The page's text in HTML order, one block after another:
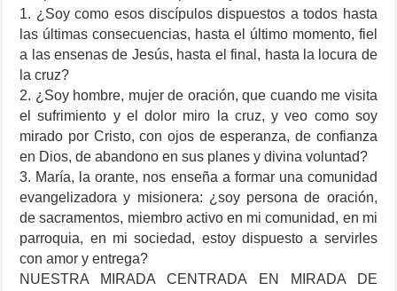
1. ¿Soy como esos discípulos dispuestos a todos hasta
las últimas consecuencias, hasta el último momento, fiel
a las ensenas de Jesús, hasta el final, hasta la locura de
la cruz?
2. ¿Soy hombre, mujer de oración, que cuando me visita
el sufrimiento y el dolor miro la cruz, y veo como soy
mirado por Cristo, con ojos de esperanza, de confianza
en Dios, de abandono en sus planes y divina voluntad?
3. María, la orante, nos enseña a formar una comunidad
evangelizadora y misionera: ¿soy persona de oración,
de sacramentos, miembro activo en mi comunidad, en mi
parroquia, en mi sociedad, estoy dispuesto a servirles
con amor y entrega?
NUESTRA MIRADA CENTRADA EN MIRADA DE